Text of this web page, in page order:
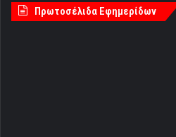
Πρωτοσέλιδα Εφημερίδων